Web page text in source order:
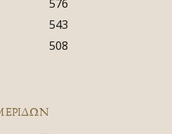
576
543
508